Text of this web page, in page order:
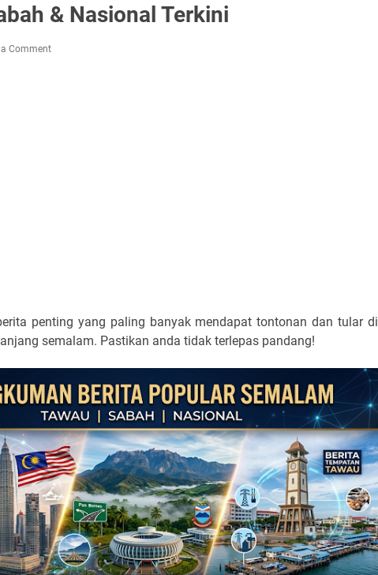
& Nasional Terkini
a Comment
penting yang paling banyak mendapat tontonan dan tular di
semalam. Pastikan anda tidak terlepas pandang!